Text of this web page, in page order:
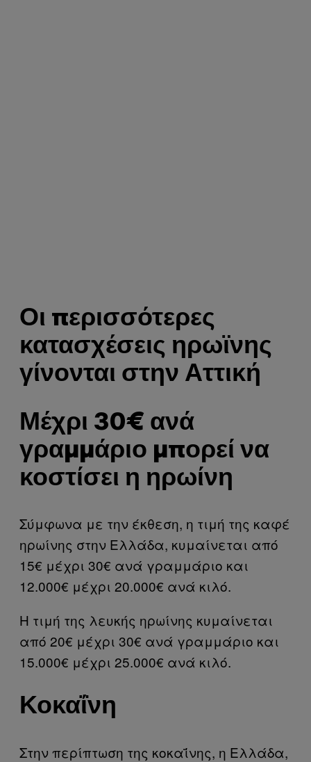
Οι περισσότερες
κατασχέσεις ηρωϊνης
γίνονται στην Αττική
Μέχρι 30€ ανά
γραμμάριο μπορεί να
κοστίσει η ηρωίνη
Σύμφωνα με την έκθεση, η τιμή της καφέ
ηρωίνης στην Ελλάδα, κυμαίνεται από
15€ μέχρι 30€ ανά γραμμάριο και
12.000€ μέχρι 20.000€ ανά κιλό.
Η τιμή της λευκής ηρωίνης κυμαίνεται
από 20€ μέχρι 30€ ανά γραμμάριο και
15.000€ μέχρι 25.000€ ανά κιλό.
Κοκαΐνη
Στην περίπτωση της κοκαΐνης, η Ελλάδα,